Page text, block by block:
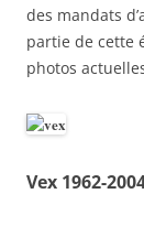
des mandats
partie de cette
photos
Vex 1962-